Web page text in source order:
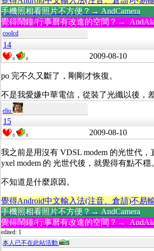
手機照相看照片不方便？→ AndCamera
覺得鬧鐘/行事曆有改進的空間？→
coolcd
14
0 0 2009-08-10
po 完不久又斷了，剛剛才恢復。
不是我愛嫌中華電信，從裝了光纖以後
eliu
15
0 0 2009-08-10
我之前是用沒有 VDSL modem 的光世代
yxel modem 的 光世代後，就覺得有點不穩
不知道是什麼原因。
覺得Android中文輸入法(注音、倉頡)不易
手機照相看照片不方便？→ AndCamera
覺得鬧鐘/行事曆有改進的空間？→
edited: 1
本人已不在此站活動